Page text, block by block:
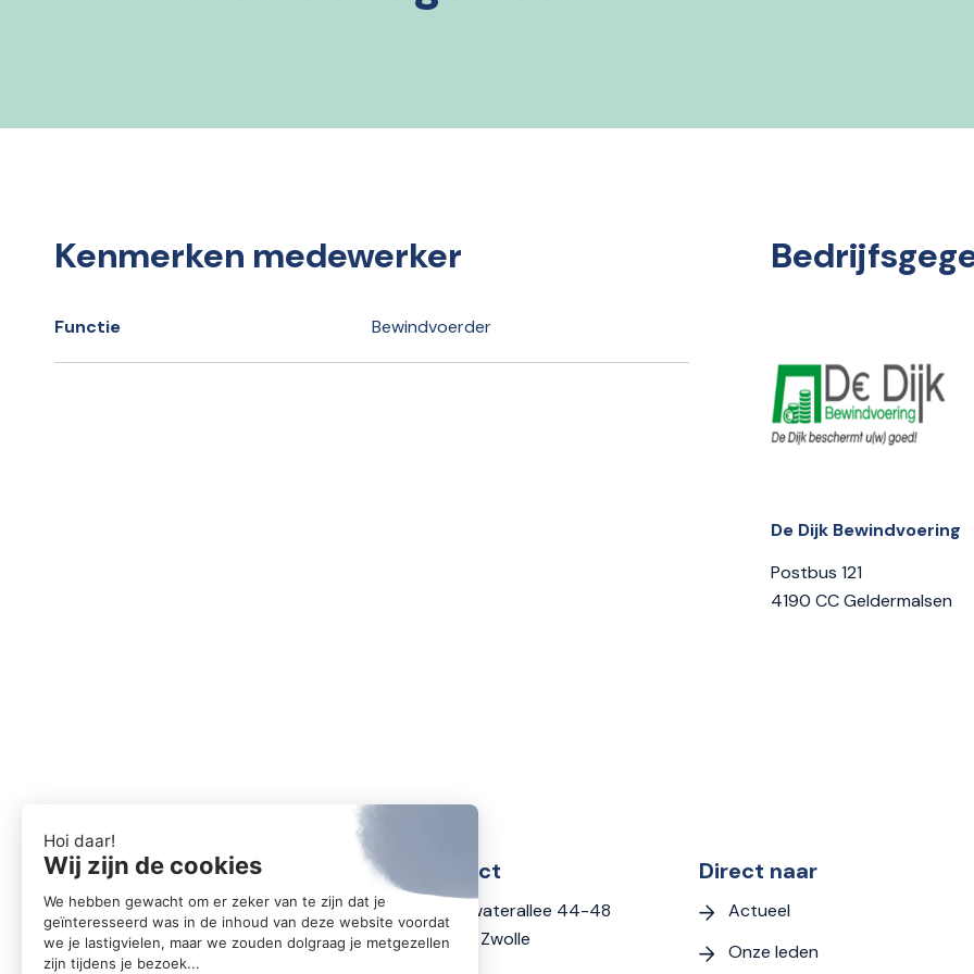
Kenmerken medewerker
Functie Bewindvoerder
De Dijk Bewindvoering
Postbus 121
4190 CC Geldermalsen
Contact
Zwartewaterallee 44-48
8031 DX Zwolle
Direct naar
Actueel
Onze leden